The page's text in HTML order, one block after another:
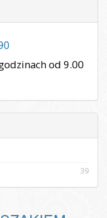
od 9.00
39